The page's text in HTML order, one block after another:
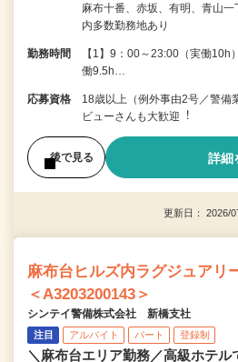
麻布十番、赤坂、有明、青山
内多数勤務地あり
勤務時間
【1】9：00～23:00（実働
働9.5h…
応募資格
18歳以上（例外事由2号／警備
ビューさんも⼤歓迎︕
後で見る 詳細
更新日： 2026/
麻布台ヒルズ内ラグジュアリ
＜A3203200143＞
シンテイ警備株式会社 新橋支社
注目 アルバイト パート 登録制
＼麻布台エリア勤務／高級ホテル